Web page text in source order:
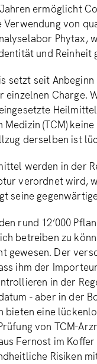
ermöglicht
Verwendung von
Phytax,
und Reinheit
setzt seit
einzelnen Charge.
Medizin (TCM)
derselben ist
werden in der
verordnet wird,
seine
rund 12‘000
betreiben zu
gewesen. Der
ihm der
in der
- aber in der
bieten eine
von TCM-
Fernost im
Risiken